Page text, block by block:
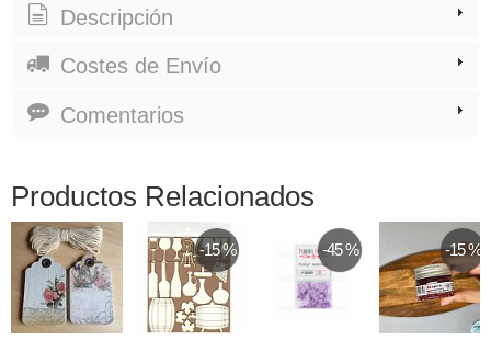
Descripción
Costes de Envío
Comentarios
Productos Relacionados
-15 % -45 % -15 %